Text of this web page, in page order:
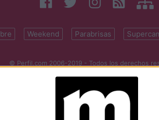
Weekend Parabrisas
© Perfil.com 2006-2019 - Todos los derechos
perfilcom@perfil.com| Propietario: Diario